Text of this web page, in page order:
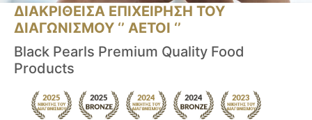
ΔΙΑΚΡΙΘΕΙΣΑ ΕΠΙΧΕΙΡΗΣΗ ΤΟΥ
ΔΙΑΓΩΝΙΣΜΟΥ ‘’ ΑΕΤΟΙ ‘’
Black Pearls Premium Quality Food
Products